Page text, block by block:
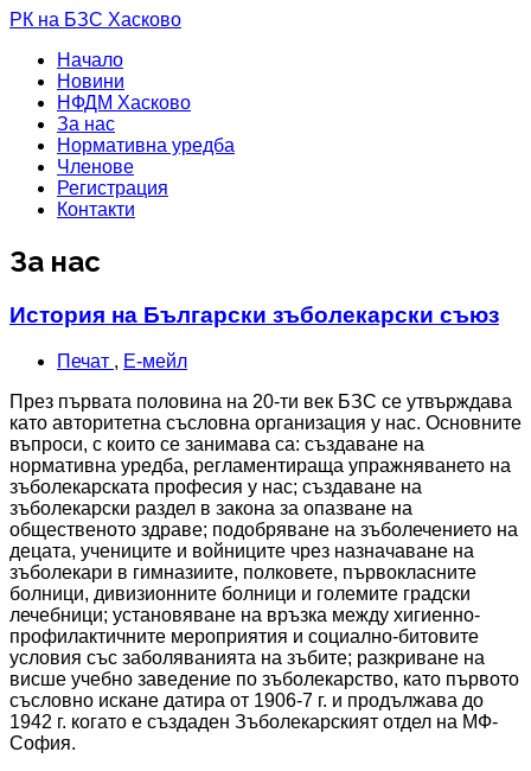
РК на БЗС Хасково
Начало
Новини
НФДМ Хасково
За нас
Нормативна уредба
Членове
Регистрация
Контакти
За нас
История на Български зъболекарски съюз
Печат , Е-мейл
През първата половина на 20-ти век БЗС се утвърждава
като авторитетна съсловна организация у нас. Основните
въпроси, с които се занимава са: създаване на
нормативна уредба, регламентираща упражняването на
зъболекарската професия у нас; създаване на
зъболекарски раздел в закона за опазване на
общественото здраве; подобряване на зъболечението на
децата, учениците и войниците чрез назначаване на
зъболекари в гимназиите, полковете, първокласните
болници, дивизионните болници и големите градски
лечебници; установяване на връзка между хигиенно-
профилактичните мероприятия и социално-битовите
условия със заболяванията на зъбите; разкриване на
висше учебно заведение по зъболекарство, като първото
съсловно искане датира от 1906-7 г. и продължава до
1942 г. когато е създаден Зъболекарският отдел на МФ-
София.